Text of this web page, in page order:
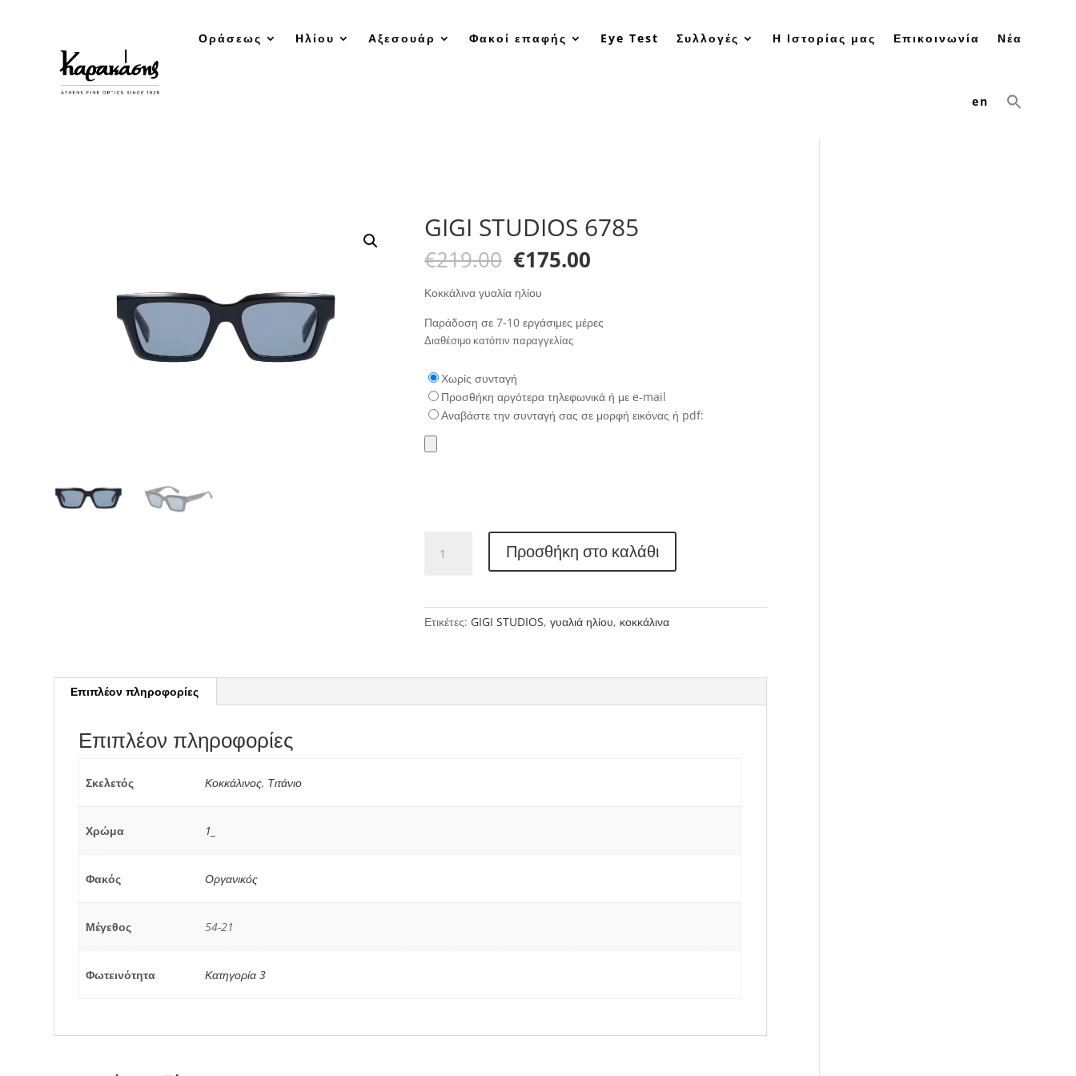
Οράσεως Ηλίου Αξεσουάρ Φακοί επαφής Eye Test Συλλογές Η Ιστορίας μας Επικοινωνία Νέα
en
GIGI STUDIOS 6785
€219.00 Original
price
was:
€219.00.
€175.00
είναι:
€175.00.
Κοκκάλινα γυαλία ηλίου
Παράδοση σε 7-10 εργάσιμες μέρες
Διαθέσιμο κατόπιν παραγγελίας
Χωρίς συνταγή
Προσθήκη αργότερα τηλεφωνικά ή με e-mail
Αναβάστε την συνταγή σας σε μορφή εικόνας ή pdf:
STUDIOS
Προσθήκη στο καλάθι
Ετικέτες: GIGI STUDIOS,γυαλιά ηλίου, κοκκάλινα
Επιπλέον πληροφορίες
Επιπλέον πληροφορίες
Σκελετός Κοκκάλινος, Τιτάνιο
Χρώμα 1_
Φακός Οργανικός
Μέγεθος 54-21
Φωτεινότητα Κατηγορία 3